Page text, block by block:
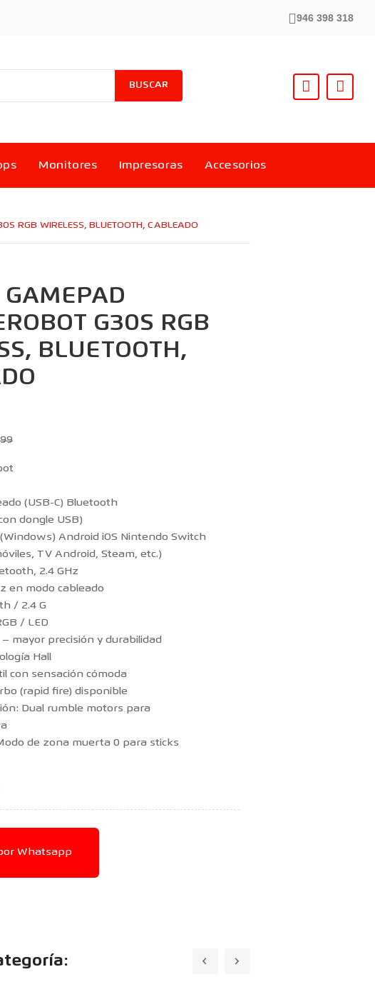
946 398 318
BUSCAR
Monitores Impresoras Accesorios
RGB WIRELESS, BLUETOOTH, CABLEADO
G30S RGB
BLUETOOTH,
(USB-C) Bluetooth
dongle USB)
Android iOS Nintendo Switch
TV Android, Steam, etc.)
2.4 GHz
en modo cableado
/ 2.4 G
/ LED
– mayor precisión y durabilidad
Hall
con sensación cómoda
(rapid fire) disponible
Dual rumble motors para
de zona muerta 0 para sticks
Whatsapp